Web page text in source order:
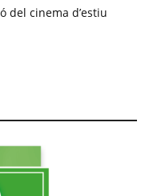
del cinema d’estiu